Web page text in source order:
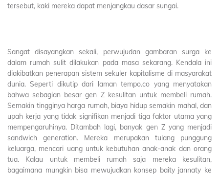
tersebut, kaki mereka dapat menjangkau dasar sungai.
Sangat disayangkan sekali, perwujudan gambaran surga ke
dalam rumah sulit dilakukan pada masa sekarang. Kendala ini
diakibatkan penerapan sistem sekuler kapitalisme di masyarakat
dunia. Seperti dikutip dari laman tempo.co yang menyatakan
bahwa sebagian besar gen Z kesulitan untuk membeli rumah.
Semakin tingginya harga rumah, biaya hidup semakin mahal, dan
upah kerja yang tidak signifikan menjadi tiga faktor utama yang
mempengaruhinya. Ditambah lagi, banyak gen Z yang menjadi
sandwich generation. Mereka merupakan tulang punggung
keluarga, mencari uang untuk kebutuhan anak-anak dan orang
tua. Kalau untuk membeli rumah saja mereka kesulitan,
bagaimana mungkin bisa mewujudkan konsep baity jannaty ke